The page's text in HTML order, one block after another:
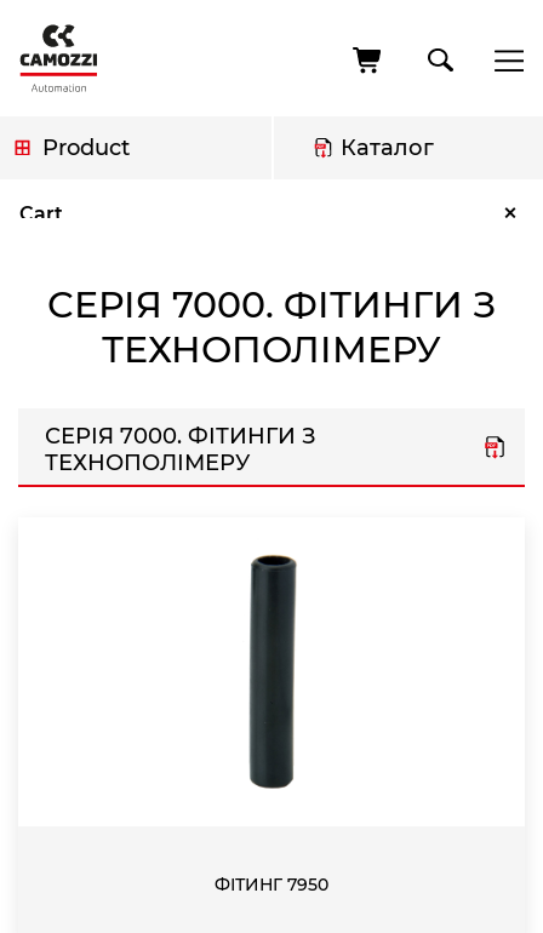
main
content
Product Каталог
Cart ×
СЕРІЯ 7000. ФІТИНГИ З
ТЕХНОПОЛІМЕРУ
СЕРІЯ 7000. ФІТИНГИ З
ТЕХНОПОЛІМЕРУ
ФІТИНГ 7950